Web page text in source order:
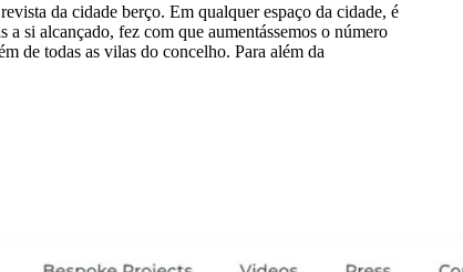
da cidade berço. Em qualquer espaço da cidade, é
si alcançado, fez com que aumentássemos o número
de todas as vilas do concelho. Para além da